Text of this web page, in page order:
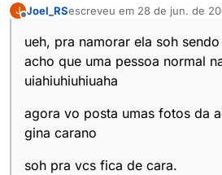
J Joel_RSescreveu em 28 de jun. de
última edição por
ueh, pra namorar ela soh
acho que uma pessoa normal
uiahiuhiuhiuaha
agora vo posta umas fotos da
gina carano
soh pra vcs fica de cara.